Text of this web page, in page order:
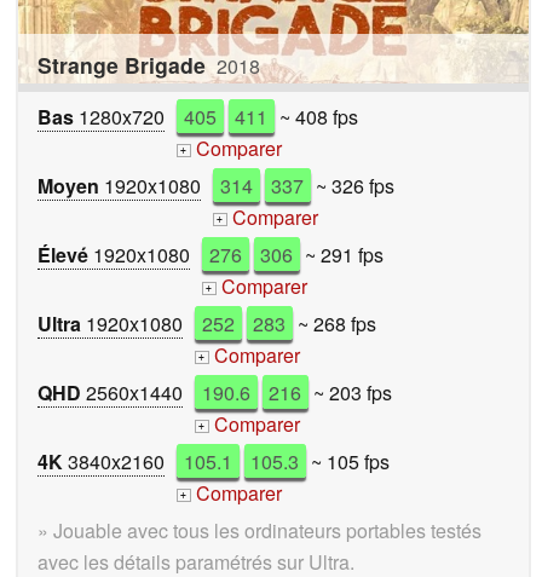
Strange Brigade 2018
Bas 1280x720 405 411 ~ 408 fps
+ Comparer
Moyen 1920x1080 314 337 ~ 326 fps
+ Comparer
Élevé 1920x1080 276 306 ~ 291 fps
+ Comparer
Ultra 1920x1080 252 283 ~ 268 fps
+ Comparer
QHD 2560x1440 190.6 216 ~ 203 fps
+ Comparer
4K3840x2160 105.1 105.3 ~ 105 fps
+ Comparer
» Jouable avec tous les ordinateurs portables testés
avec les détails paramétrés sur Ultra.